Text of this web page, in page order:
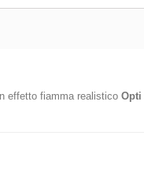
effetto fiamma realistico Opti